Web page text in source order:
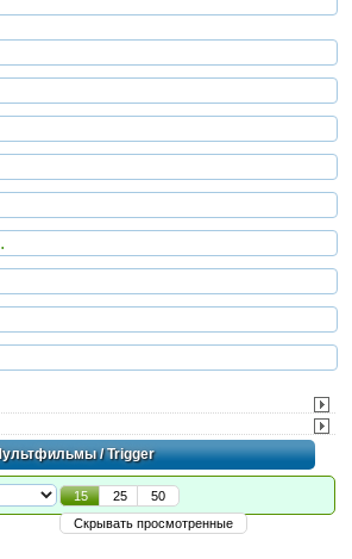
/ Trigger
15 25
50
Скрывать просмотренные